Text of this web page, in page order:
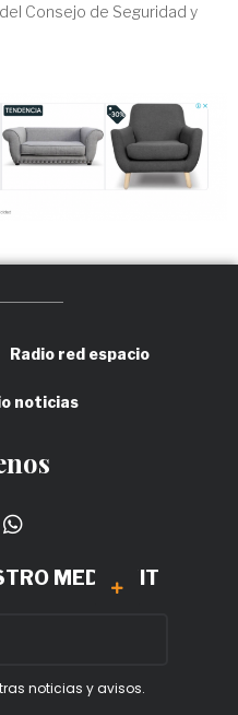
Consejo de Seguridad y
Radio red espacio
noticias
MEDIA KIT
noticias y avisos.